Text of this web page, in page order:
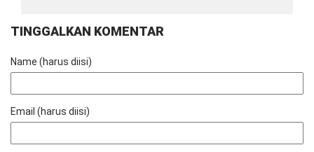
TINGGALKAN KOMENTAR
Name (harus diisi)
Email (harus diisi)